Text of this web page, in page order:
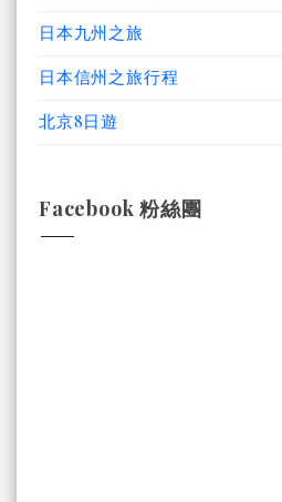
日本九州之旅
日本信州之旅行程
北京8日遊
Facebook 粉絲團